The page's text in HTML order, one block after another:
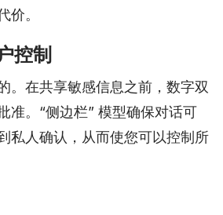
价。
控制
。在共享敏感信息之前，数字双
准。“侧边栏” 模型确保对话可
私人确认，从而使您可以控制所